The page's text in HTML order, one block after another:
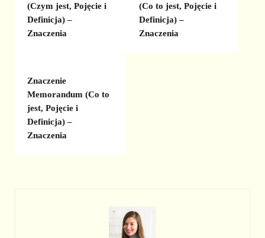
(Czym jest, Pojęcie i
Definicja) –
Znaczenia
(Co to jest, Pojęcie i
Definicja) –
Znaczenia
Znaczenie
Memorandum (Co to
jest, Pojęcie i
Definicja) –
Znaczenia